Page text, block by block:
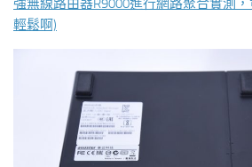
強無線路由器R9000進行網路聚合實測
輕鬆啊)